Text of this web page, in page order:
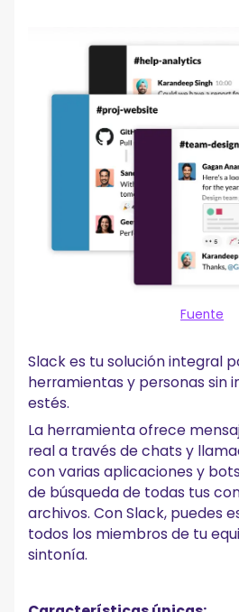
Fuente
Slack es tu solución integral
herramientas y personas sin
estés.
La herramienta ofrece
real a través de chats y
con varias aplicaciones y
de búsqueda de todas tus
archivos. Con Slack, puedes
todos los miembros de tu
sintonía.